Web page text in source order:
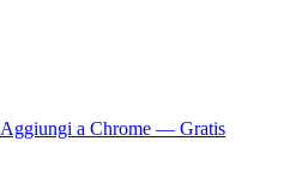
Aggiungi a Chrome — Gratis